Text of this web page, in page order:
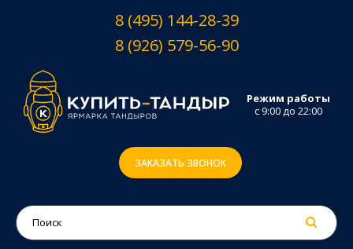
8 (495) 144-28-39
8 (926) 579-56-90
Режим работы
с 9:00 до 22:00
ЗАКАЗАТЬ ЗВОНОК